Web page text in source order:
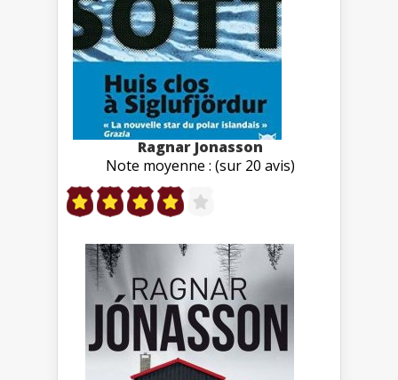
Ragnar Jonasson
Note moyenne : (sur 20 avis)